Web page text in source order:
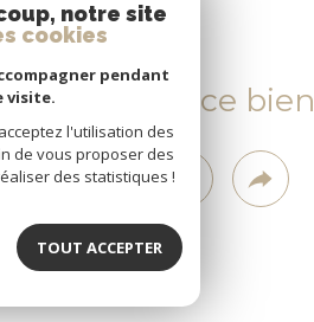
Partager ce bien
notre site
cookies
pendant
visite.
l'utilisation des
de vous proposer des
des statistiques !
TOUT ACCEPTER